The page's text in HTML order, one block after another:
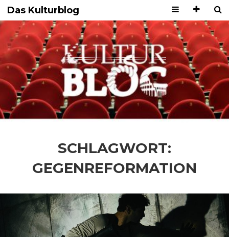
Das Kulturblog
SCHLAGWORT:
GEGENREFORMATION